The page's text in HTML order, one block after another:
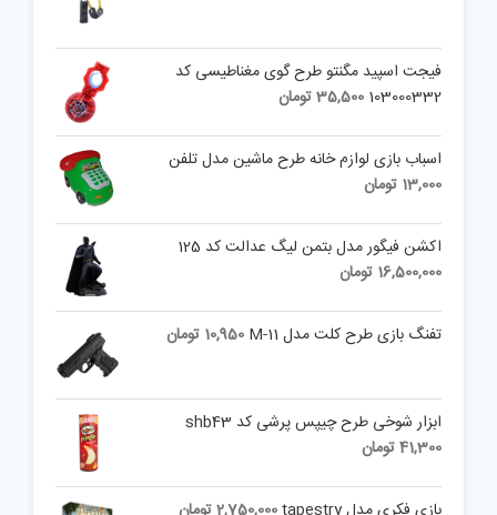
فیجت اسپید مگنتو طرح گوی مغناطیسی کد
103000332
35,500تومان
اسباب بازی لوازم خانه طرح ماشین مدل تلفن
13,000 تومان
اکشن فیگور مدل بتمن لیگ عدالت کد 125
16,500,000 تومان
تفنگ بازی طرح کلت مدل M-11 10,950 تومان
ابزار شوخی طرح چیپس پرشی کد shb43
41,300تومان